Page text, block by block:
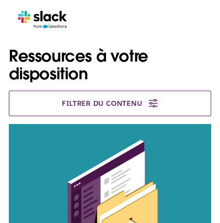
Ressources à votre
disposition
FILTRER DU CONTENU